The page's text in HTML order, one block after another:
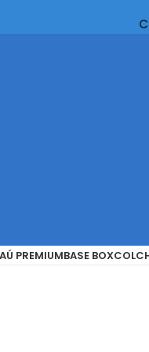
PREMIUMBASE BOX